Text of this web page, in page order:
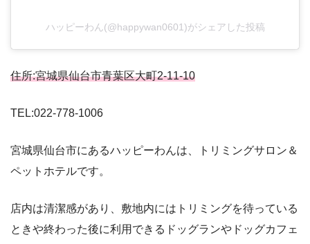
ハッピーわん(@happywan0601)がシェアした投稿
住所:宮城県仙台市青葉区大町2-11-10
TEL:022-778-1006
宮城県仙台市にあるハッピーわんは、トリミングサロン＆
ペットホテルです。
店内は清潔感があり、敷地内にはトリミングを待っている
ときや終わった後に利用できるドッグランやドッグカフェ